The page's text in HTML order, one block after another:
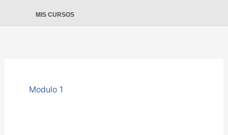
MIS CURSOS
Modulo 1